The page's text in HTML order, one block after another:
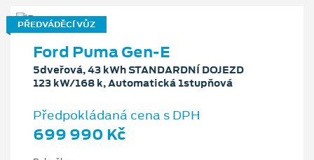
PŘEDVÁDĚCÍ VŮZ
Ford Puma Gen-E
5dveřová, 43 kWh STANDARDNÍ DOJEZD
123 kW/168 k, Automatická 1stupňová
Předpokládaná cena s DPH
699 990 Kč